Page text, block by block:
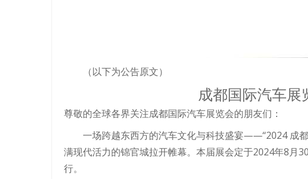
（以下为公告原文）
成都国际汽车展
尊敬的全球各界关注成都国际汽车展览会的朋友们：
一场跨越东西方的汽车文化与科技盛宴——“2024 成
满现代活力的锦官城拉开帷幕。本届展会定于2024年8月
行。